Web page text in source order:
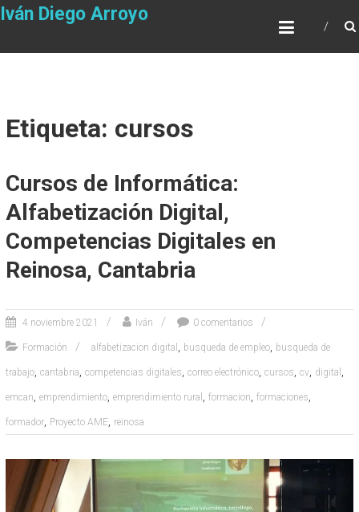
Saltar
Iván Diego Arroyo
Etiqueta: cursos
Cursos de Informática:
Alfabetización Digital,
Competencias Digitales en
Reinosa, Cantabria
4 noviembre 2021 Iván 0 comentarios
Formación alfabetizacion digital , busqueda de empleo, busqueda de
trabajo, cantabria, competencias digitales, correo electrónico, cursos, cv, digital ,
emcan, emprendimiento, emprendimiento rural , formacion, formaciones,
formador, Proyecto AME, reinosa